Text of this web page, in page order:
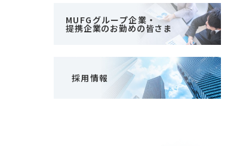
MUFGグループ企業・
提携企業のお勤めの皆さま
採用情報